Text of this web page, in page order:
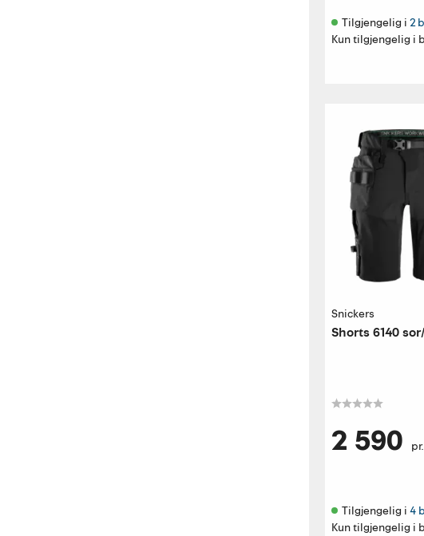
Tilgjengelig i 2
Kun tilgjengelig i
Snickers
Shorts 6140
2 590
Tilgjengelig i 4
Kun tilgjengelig i